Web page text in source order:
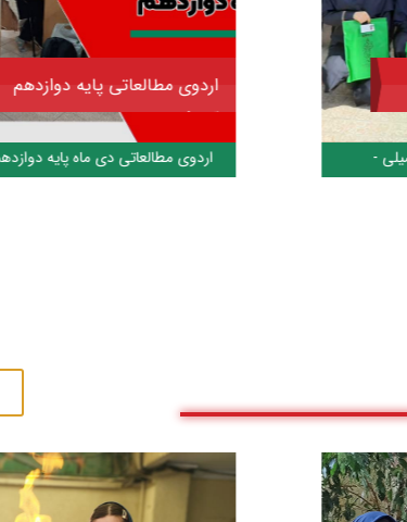
اردوی مطالعاتی پایه دوازدهم
آمادگی کنکور
اردوی مطالعاتی دی ماه پایه دوازدهم -